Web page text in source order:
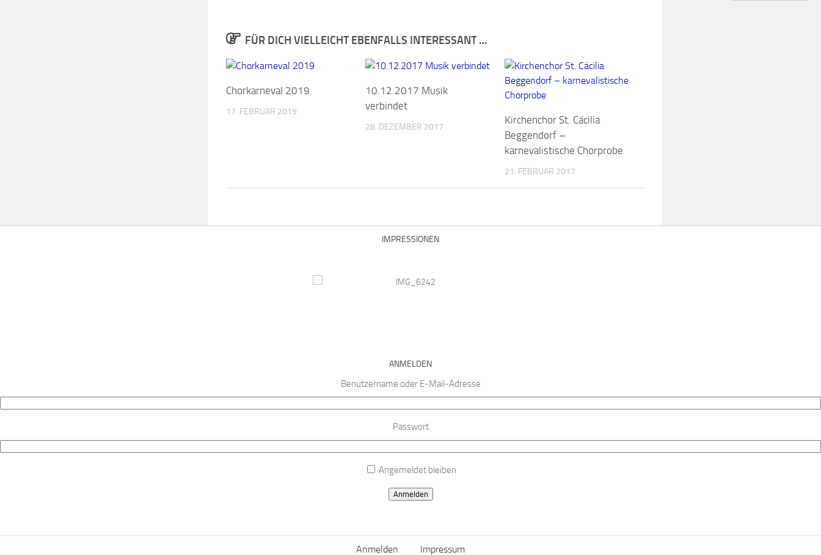
FÜR DICH VIELLEICHT EBENFALLS INTERESSANT …
Chorkarneval 2019
17. FEBRUAR 2019
10.12.2017 Musik
verbindet
28. DEZEMBER 2017
Kirchenchor St. Cäcilia
Beggendorf –
karnevalistische Chorprobe
21. FEBRUAR 2017
IMPRESSIONEN
ANMELDEN
Benutzername oder E-Mail-Adresse
Passwort
Angemeldet bleiben
Anmelden
Anmelden Impressum